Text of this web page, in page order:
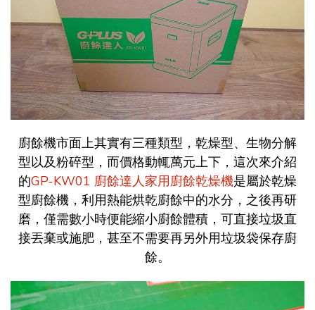
廚餘機市面上其實有三種類型，乾燥型、生物分解
型以及粉碎型，而價格動輒萬元上下，這次來介紹
的GP-KW01 廚餘達人家用廚餘乾燥機是屬於乾燥
型廚餘機，利用熱能烘乾廚餘中的水分，之後再研
磨，僅需數小時便能縮小廚餘體積，可直接垃圾直
接丟棄或施肥，甚至不需要再另外用垃圾袋保存廚
餘。